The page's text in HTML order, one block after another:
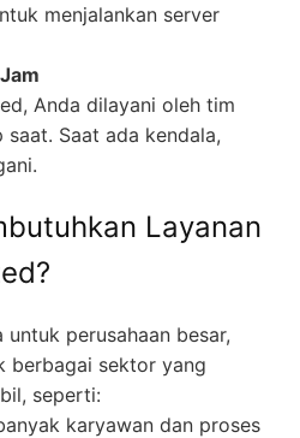
menjalankan server
Anda dilayani oleh tim
Saat ada kendala,
Layanan
perusahaan besar,
berbagai sektor yang
seperti:
karyawan dan proses